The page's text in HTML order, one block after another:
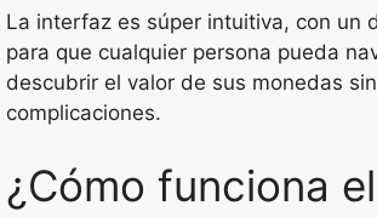
La interfaz es súper intuitiva, con un
para que cualquier persona pueda
descubrir el valor de sus monedas sin
complicaciones.
¿Cómo funciona el